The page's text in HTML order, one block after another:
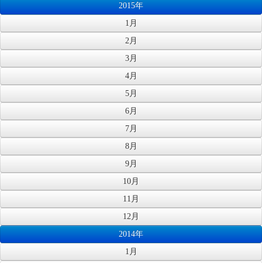
2015年
1月
2月
3月
4月
5月
6月
7月
8月
9月
10月
11月
12月
2014年
1月